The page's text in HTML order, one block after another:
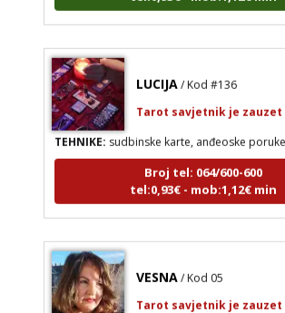
LUCIJA / Kod #136
Tarot savjetnik je zauzet
TEHNIKE:sudbinske karte, anđeoske poruke
Broj tel: 064/600-600
tel:0,93€ - mob:1,12€ min
VESNA / Kod 05
Tarot savjetnik je zauzet